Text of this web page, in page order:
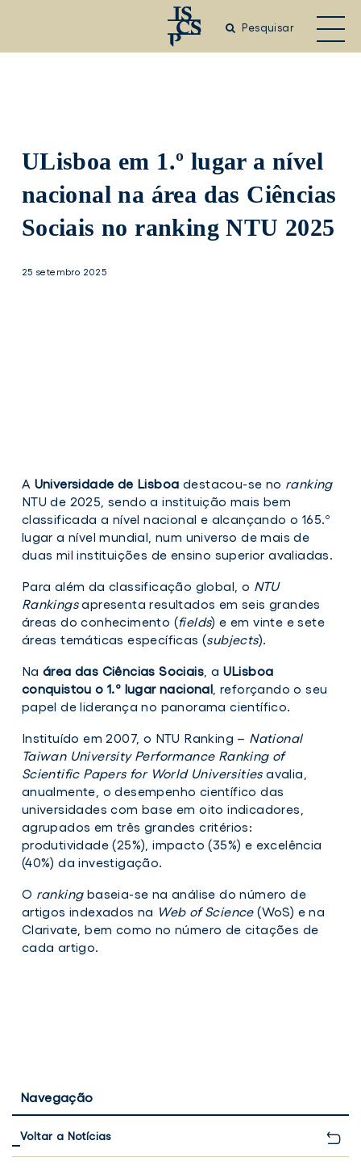
Pesquisar
ULisboa em 1.º lugar a nível
nacional na área das Ciências
Sociais no ranking NTU 2025
25 setembro 2025
A Universidade de Lisboa destacou-se no ranking
NTU de 2025, sendo a instituição mais bem
classificada a nível nacional e alcançando o 165.º
lugar a nível mundial, num universo de mais de
duas mil instituições de ensino superior avaliadas.
Para além da classificação global, o NTU
Rankingsapresenta resultados em seis grandes
áreas do conhecimento (fields) e em vinte e sete
áreas temáticas específicas (subjects).
Naárea das Ciências Sociais , a ULisboa
conquistou o 1.º lugar nacional , reforçando o seu
papel de liderança no panorama científico.
Instituído em 2007, o NTU Ranking – National
Taiwan University Performance Ranking of
Scientific Papers for World Universitiesavalia,
anualmente, o desempenho científico das
universidades com base em oito indicadores,
agrupados em três grandes critérios:
produtividade (25%), impacto (35%) e excelência
(40%) da investigação.
O ranking baseia-se na análise do número de
artigos indexados na Web of Science(WoS) e na
Clarivate, bem como no número de citações de
cada artigo.
Navegação
Voltar a Notícias